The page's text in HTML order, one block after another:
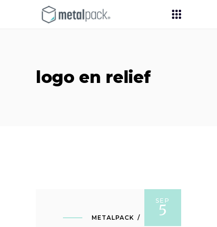
logo en relief
SEP
5
METALPACK